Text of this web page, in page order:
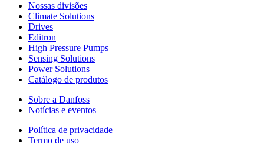
Nossas divisões
Climate Solutions
Drives
Editron
High Pressure Pumps
Sensing Solutions
Power Solutions
Catálogo de produtos
Sobre a Danfoss
Notícias e eventos
Política de privacidade
Termo de uso